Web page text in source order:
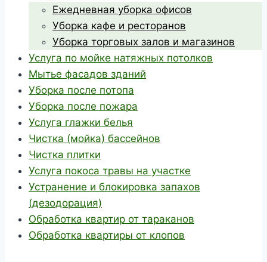
Ежедневная уборка офисов
Уборка кафе и ресторанов
Уборка торговых залов и магазинов
Услуга по мойке натяжных потолков
Мытье фасадов зданий
Уборка после потопа
Уборка после пожара
Услуга глажки белья
Чистка (мойка) бассейнов
Чистка плитки
Услуга покоса травы на участке
Устранение и блокировка запахов
(дезодорация)
Обработка квартир от тараканов
Обработка квартиры от клопов